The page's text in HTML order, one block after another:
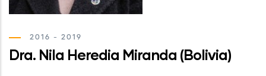
2016 - 2019
Dra. Nila Heredia Miranda (Bolivia)